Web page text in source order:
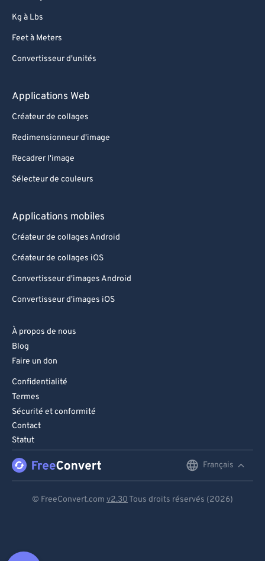
Kg à Lbs
Feet à Meters
Convertisseur d'unités
Applications Web
Créateur de collages
Redimensionneur d'image
Recadrer l'image
Sélecteur de couleurs
Applications mobiles
Créateur de collages Android
Créateur de collages iOS
Convertisseur d'images Android
Convertisseur d'images iOS
À propos de nous
Blog
Faire un don
Confidentialité
Termes
Sécurité et conformité
Contact
Statut
Français
© FreeConvert.com v2.30 Tous droits réservés (2026)